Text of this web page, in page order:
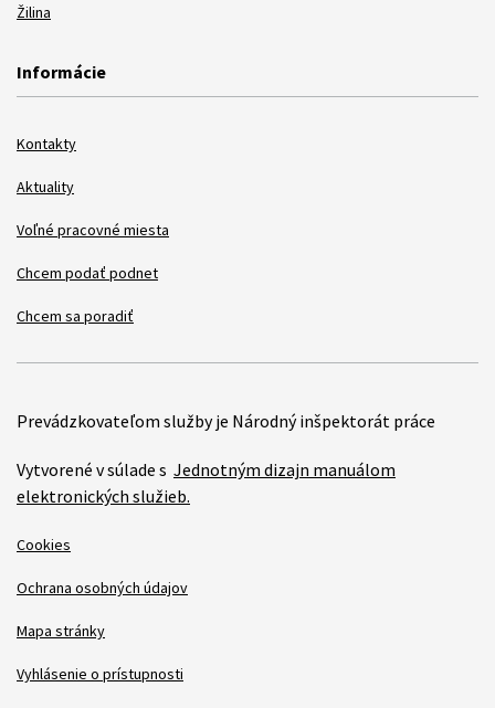
Žilina
Informácie
Kontakty
Aktuality
Voľné pracovné miesta
Chcem podať podnet
Chcem sa poradiť
Prevádzkovateľom služby je Národný inšpektorát práce
Vytvorené v súlade s Jednotným dizajn manuálom
elektronických služieb.
Cookies
Ochrana osobných údajov
Mapa stránky
Vyhlásenie o prístupnosti